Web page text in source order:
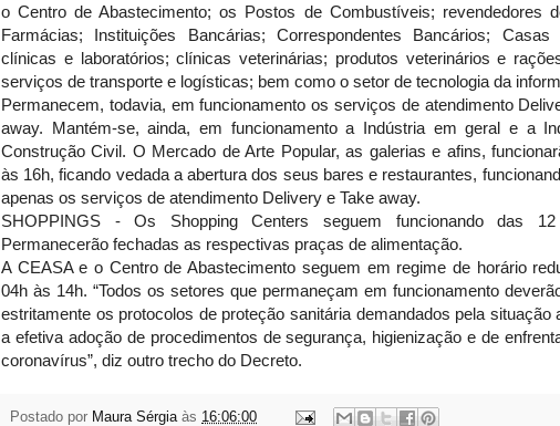
o Centro de Abastecimento; os Postos de Combustíveis; revendedores
Farmácias; Instituições Bancárias; Correspondentes Bancários; Casas
clínicas e laboratórios; clínicas veterinárias; produtos veterinários e
serviços de transporte e logísticas; bem como o setor de tecnologia da
Permanecem, todavia, em funcionamento os serviços de atendimento
away. Mantém-se, ainda, em funcionamento a Indústria em geral e a
Construção Civil. O Mercado de Arte Popular, as galerias e afins,
às 16h, ficando vedada a abertura dos seus bares e restaurantes,
apenas os serviços de atendimento Delivery e Take away.
SHOPPINGS - Os Shopping Centers seguem funcionando das
Permanecerão fechadas as respectivas praças de alimentação.
A CEASA e o Centro de Abastecimento seguem em regime de horário
04h às 14h. “Todos os setores que permaneçam em funcionamento
estritamente os protocolos de proteção sanitária demandados pela situação
a efetiva adoção de procedimentos de segurança, higienização e de
coronavírus”, diz outro trecho do Decreto.
Postado por Maura Sérgia às 16:06:00